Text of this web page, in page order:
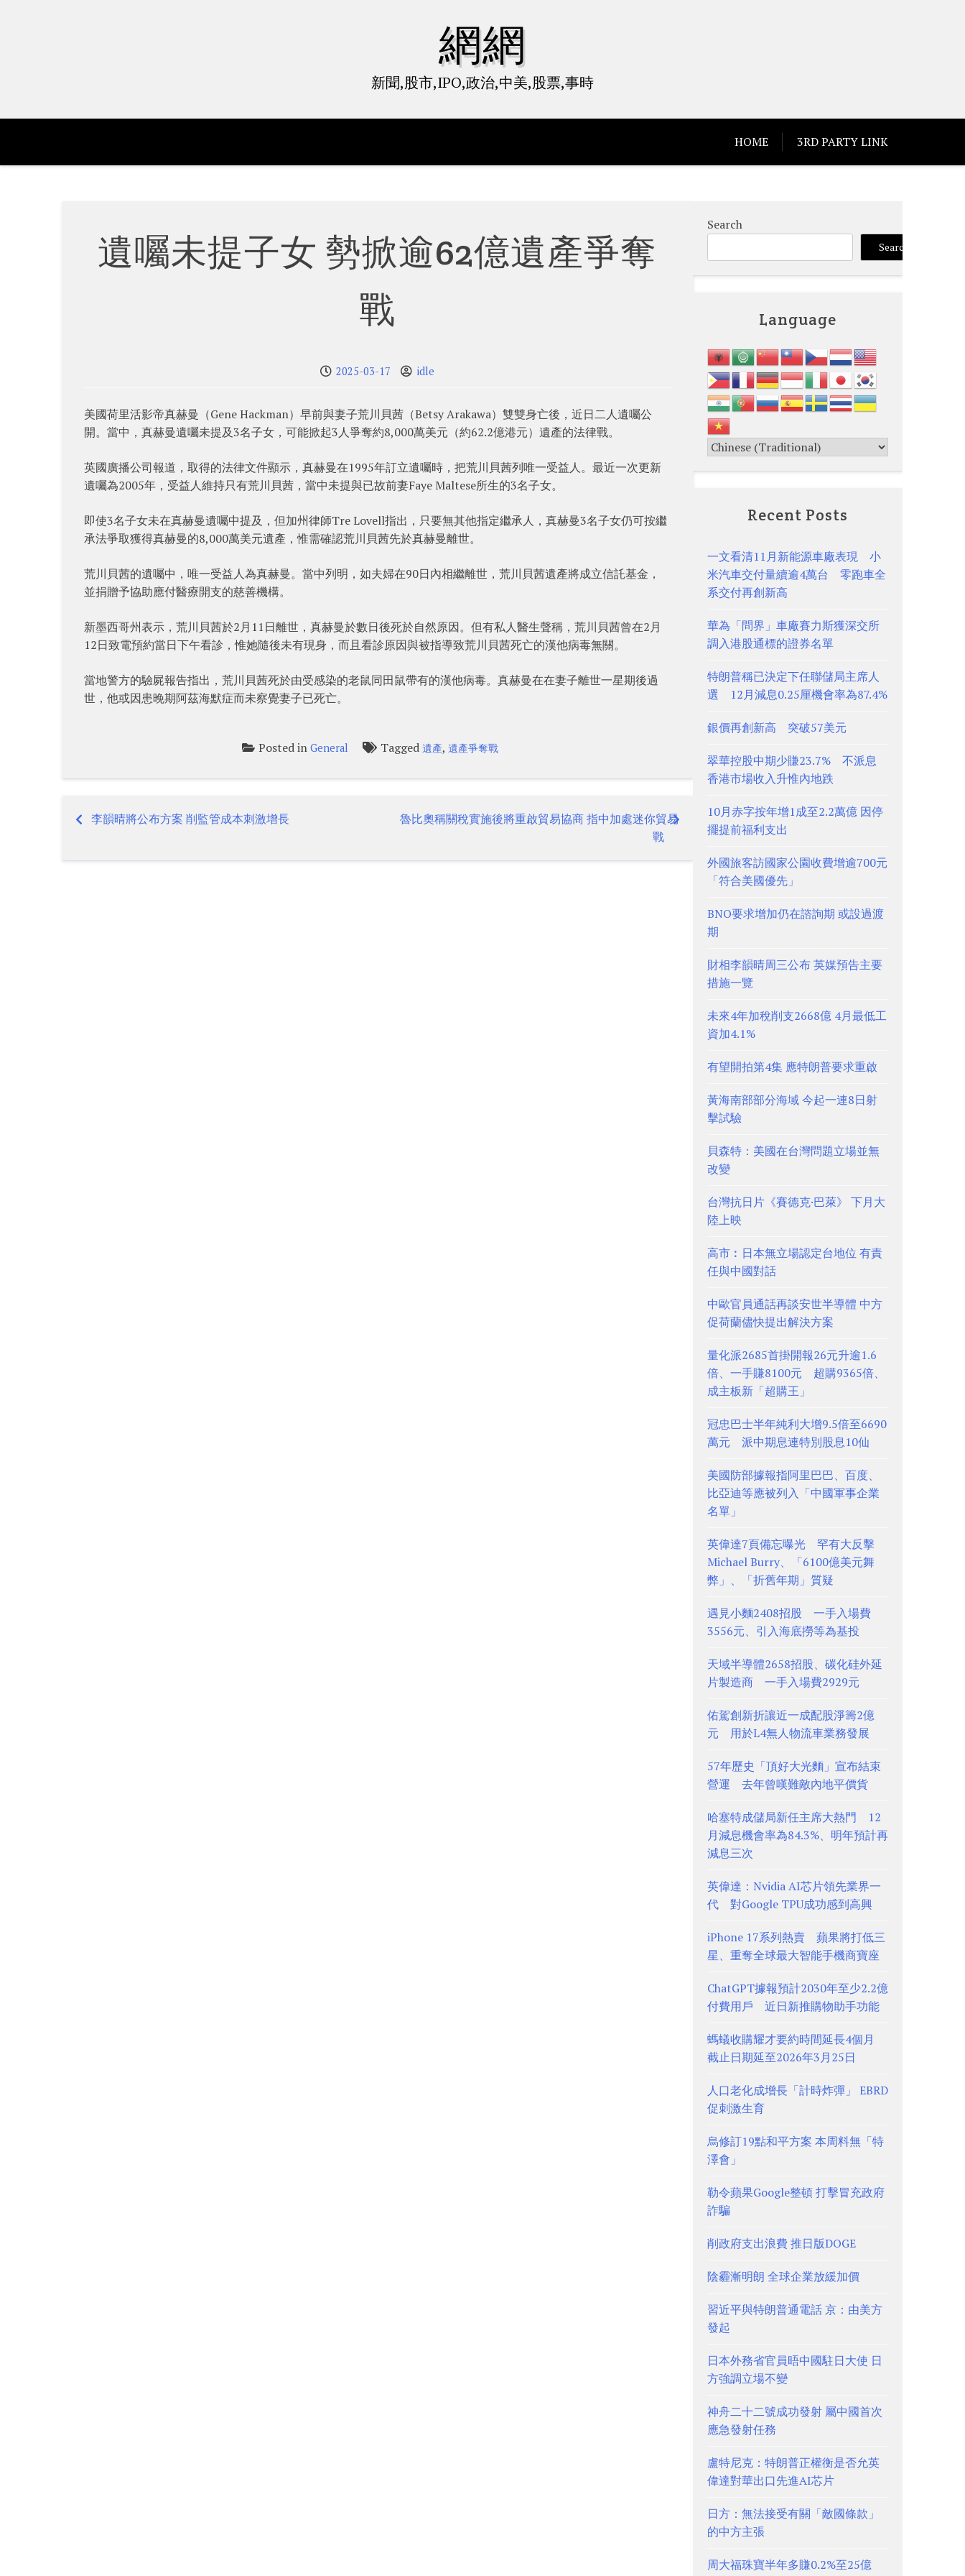
網網
新聞,股市,IPO,政治,中美,股票,事時
HOME 3RD PARTY LINK
遺囑未提子女 勢掀逾62億遺產爭奪
戰
2025-03-17 idle
美國荷里活影帝真赫曼（Gene Hackman）早前與妻子荒川貝茜（Betsy Arakawa）雙雙身亡後，近日二人遺囑公
開。當中，真赫曼遺囑未提及3名子女，可能掀起3人爭奪約8,000萬美元（約62.2億港元）遺產的法律戰。
英國廣播公司報道，取得的法律文件顯示，真赫曼在1995年訂立遺囑時，把荒川貝茜列唯一受益人。最近一次更新
遺囑為2005年，受益人維持只有荒川貝茜，當中未提與已故前妻Faye Maltese所生的3名子女。
即使3名子女未在真赫曼遺囑中提及，但加州律師Tre Lovell指出，只要無其他指定繼承人，真赫曼3名子女仍可按繼
承法爭取獲得真赫曼的8,000萬美元遺產，惟需確認荒川貝茜先於真赫曼離世。
荒川貝茜的遺囑中，唯一受益人為真赫曼。當中列明，如夫婦在90日內相繼離世，荒川貝茜遺產將成立信託基金，
並捐贈予協助應付醫療開支的慈善機構。
新墨西哥州表示，荒川貝茜於2月11日離世，真赫曼於數日後死於自然原因。但有私人醫生聲稱，荒川貝茜曾在2月
12日致電預約當日下午看診，惟她隨後未有現身，而且看診原因與被指導致荒川貝茜死亡的漢他病毒無關。
當地警方的驗屍報告指出，荒川貝茜死於由受感染的老鼠同田鼠帶有的漢他病毒。真赫曼在在妻子離世一星期後過
世，他或因患晚期阿茲海默症而未察覺妻子已死亡。
Posted inGeneral Tagged遺產,遺產爭奪戰
Post
navigation
李韻晴將公布方案 削監管成本刺激增長
魯比奧稱關稅實施後將重啟貿易協商 指中加處迷你貿易
戰
Search
Search
Language
Recent Posts
一文看清11月新能源車廠表現 小
米汽車交付量續逾4萬台 零跑車全
系交付再創新高
華為「問界」車廠賽力斯獲深交所
調入港股通標的證券名單
特朗普稱已決定下任聯儲局主席人
選 12月減息0.25厘機會率為87.4%
銀價再創新高 突破57美元
翠華控股中期少賺23.7% 不派息
香港市場收入升惟內地跌
10月赤字按年增1成至2.2萬億 因停
擺提前福利支出
外國旅客訪國家公園收費增逾700元
「符合美國優先」
BNO要求增加仍在諮詢期 或設過渡
期
財相李韻晴周三公布 英媒預告主要
措施一覽
未來4年加稅削支2668億 4月最低工
資加4.1%
有望開拍第4集 應特朗普要求重啟
黃海南部部分海域 今起一連8日射
擊試驗
貝森特：美國在台灣問題立場並無
改變
台灣抗日片《賽德克·巴萊》 下月大
陸上映
高市︰日本無立場認定台地位 有責
任與中國對話
中歐官員通話再談安世半導體 中方
促荷蘭儘快提出解決方案
量化派2685首掛開報26元升逾1.6
倍、一手賺8100元 超購9365倍、
成主板新「超購王」
冠忠巴士半年純利大增9.5倍至6690
萬元 派中期息連特別股息10仙
美國防部據報指阿里巴巴、百度、
比亞迪等應被列入「中國軍事企業
名單」
英偉達7頁備忘曝光 罕有大反擊
Michael Burry、「6100億美元舞
弊」、「折舊年期」質疑
遇見小麵2408招股 一手入場費
3556元、引入海底撈等為基投
天域半導體2658招股、碳化硅外延
片製造商 一手入場費2929元
佑駕創新折讓近一成配股淨籌2億
元 用於L4無人物流車業務發展
57年歷史「頂好大光麵」宣布結束
營運 去年曾嘆難敵內地平價貨
哈塞特成儲局新任主席大熱門 12
月減息機會率為84.3%、明年預計再
減息三次
英偉達：Nvidia AI芯片領先業界一
代 對Google TPU成功感到高興
iPhone 17系列熱賣 蘋果將打低三
星、重奪全球最大智能手機商寶座
ChatGPT據報預計2030年至少2.2億
付費用戶 近日新推購物助手功能
螞蟻收購耀才要約時間延長4個月
截止日期延至2026年3月25日
人口老化成增長「計時炸彈」 EBRD
促刺激生育
烏修訂19點和平方案 本周料無「特
澤會」
勒令蘋果Google整頓 打擊冒充政府
詐騙
削政府支出浪費 推日版DOGE
陰霾漸明朗 全球企業放緩加價
習近平與特朗普通電話 京：由美方
發起
日本外務省官員晤中國駐日大使 日
方強調立場不變
神舟二十二號成功發射 屬中國首次
應急發射任務
盧特尼克：特朗普正權衡是否允英
偉達對華出口先進AI芯片
日方：無法接受有關「敵國條款」
的中方主張
周大福珠寶半年多賺0.2%至25億